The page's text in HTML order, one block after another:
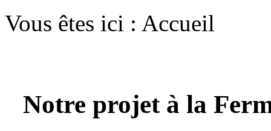
Vous êtes ici : Accueil
Notre projet à la